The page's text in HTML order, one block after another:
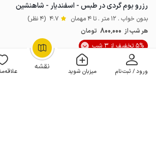
نقشه ورود / ثبت‌نام میزبان شوید
OpenStreetMap
رزرو بوم گردی در طبس - اسفندیار - شاهنشین
بدون خواب . 12 متر . تا 4 مهمان 4.7 (4 نظر)
هر شب از 800٬000 تومان
5% تخفیف از 3 شب
10 اقامتگاه